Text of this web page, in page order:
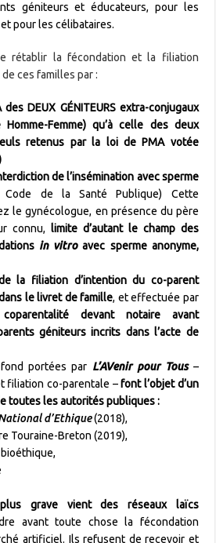
géniteurs et éducateurs, pour les
pour les célibataires.
rétablir la fécondation et la filiation
ces familles par :
DEUX GÉNITEURS extra-conjugaux
Homme-Femme) qu’à celle des deux
retenus par la loi de PMA votée
de l’insémination avec sperme
de la Santé Publique) Cette
le gynécologue, en présence du père
connu, limite d’autant le champ des
in vitroavec sperme anonyme,
la filiation d’intentiondu co-parent
le livret de famille, et effectuée par
devant notaire avant
géniteurs incrits dans l’acte de
portées par L’AVenir pour Tous–
filiation co-parentale –font l’objet d’un
toutes les autorités publiques :
d’Ethique(2018),
Touraine-Breton (2019),
grave vient des réseaux laïcs
avant toute chose la fécondation
artificiel. Ils refusent de recevoir et